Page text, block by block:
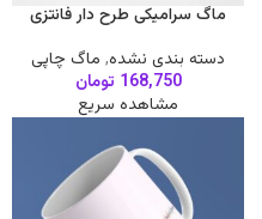
ماگ سرامیکی طرح دار فانتزی
دسته بندی نشده, ماگ چاپی
168,750 تومان
مشاهده سریع